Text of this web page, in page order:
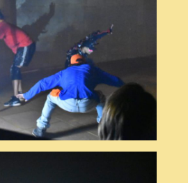
© Dudu Lobato